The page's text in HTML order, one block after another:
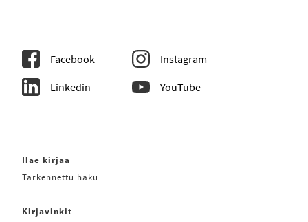
Facebook Instagram
Linkedin YouTube
Hae kirjaa
Tarkennettu haku
Kirjavinkit